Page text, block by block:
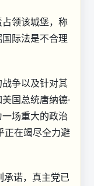
领该城堡，称
际法是不合理
争以及针对其
国总统唐纳德·
场重大的政治
正在竭尽全力避
承诺，真主党已